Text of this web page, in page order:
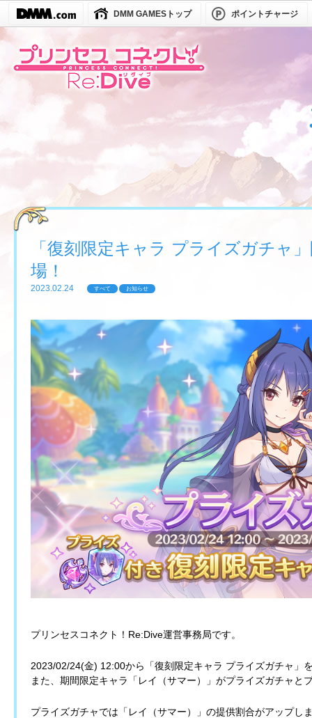
DMM GAMESトップ ポイントチャージ
「復刻限定キャラ プライズガチャ
場！
2023.02.24 すべて お知らせ
プリンセスコネクト！Re:Dive運営事務局です。
2023/02/24(金) 12:00から「復刻限定キャラ プライズガチャ」
また、期間限定キャラ「レイ（サマー）」がプライズガチャと
プライズガチャでは「レイ（サマー）」の提供割合がアップし